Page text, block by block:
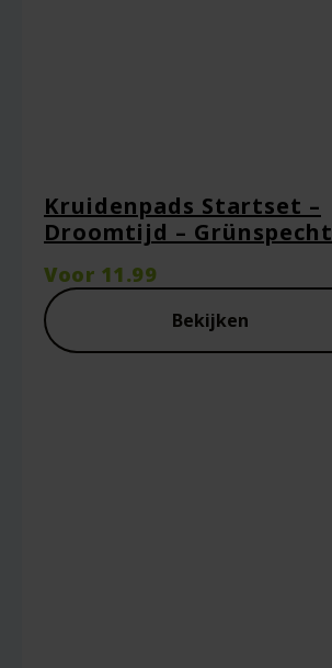
Kruidenpads Startset –
Droomtijd – Grünspecht
Voor 11.99
Bekijken